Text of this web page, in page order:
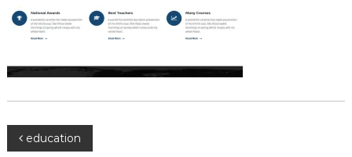
Navigazione
education